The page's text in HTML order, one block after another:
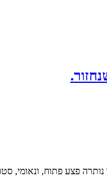
נותרה פצע פתוח, ונאומי,